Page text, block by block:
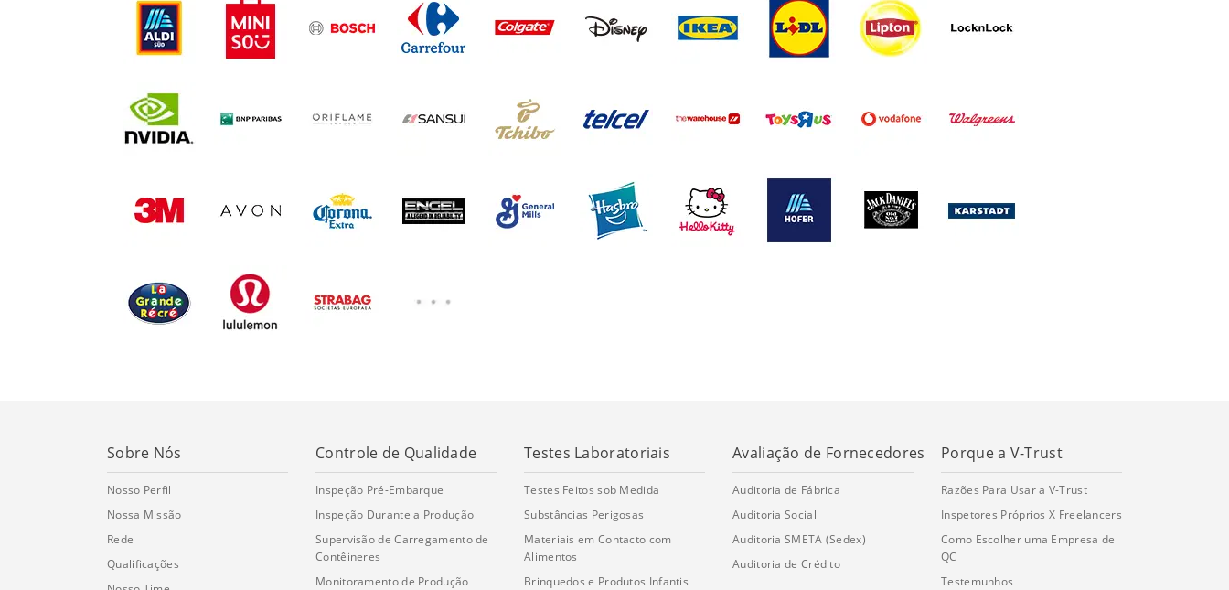
Sobre Nós
Nosso Perfil
Nossa Missão
Rede
Qualificações
Controle de Qualidade
Inspeção Pré-Embarque
Inspeção Durante a Produção
Supervisão de Carregamento de
Contêineres
Monitoramento de Produção
Testes Laboratoriais
Testes Feitos sob Medida
Substâncias Perigosas
Materiais em Contacto com
Alimentos
Brinquedos e Produtos Infantis
Avaliação de Fornecedores
Auditoria de Fábrica
Auditoria Social
Auditoria SMETA (Sedex)
Auditoria de Crédito
Porque a V-Trust
Razões Para Usar a V-Trust
Inspetores Próprios X Freelancers
Como Escolher uma Empresa de
QC
Testemunhos